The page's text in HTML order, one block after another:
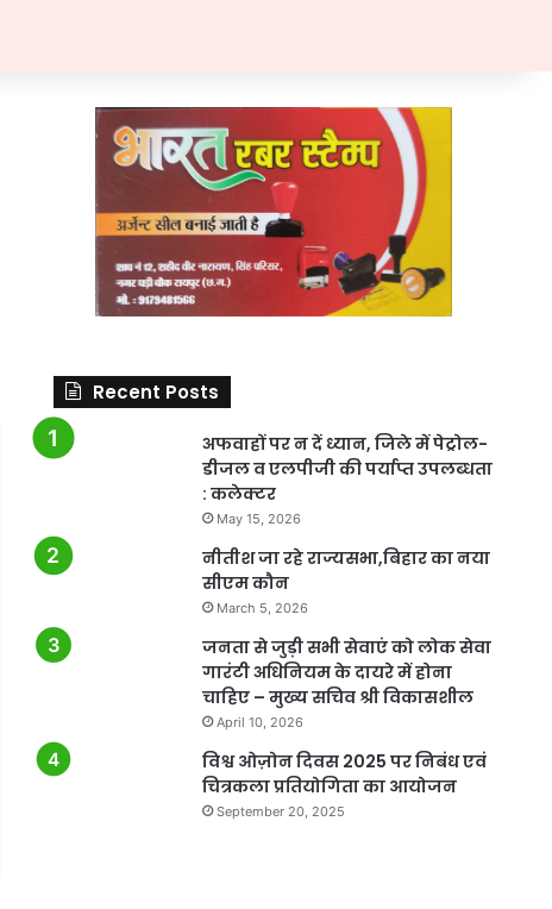
Recent Posts
अफवाहों पर न दें ध्यान, जिले में पेट्रोल-
डीजल व एलपीजी की पर्याप्त उपलब्धता
: कलेक्टर
May 15, 2026
नीतीश जा रहे राज्यसभा,बिहार का नया
सीएम कौन
March 5, 2026
जनता से जुड़ी सभी सेवाएं को लोक सेवा
गारंटी अधिनियम के दायरे में होना
चाहिए – मुख्य सचिव श्री विकासशील
April 10, 2026
विश्व ओज़ोन दिवस 2025 पर निबंध एवं
चित्रकला प्रतियोगिता का आयोजन
September 20, 2025